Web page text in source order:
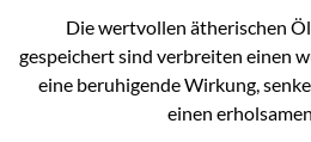
Die wertvollen ätherischen
gespeichert sind verbreiten einen
eine beruhigende Wirkung,
einen